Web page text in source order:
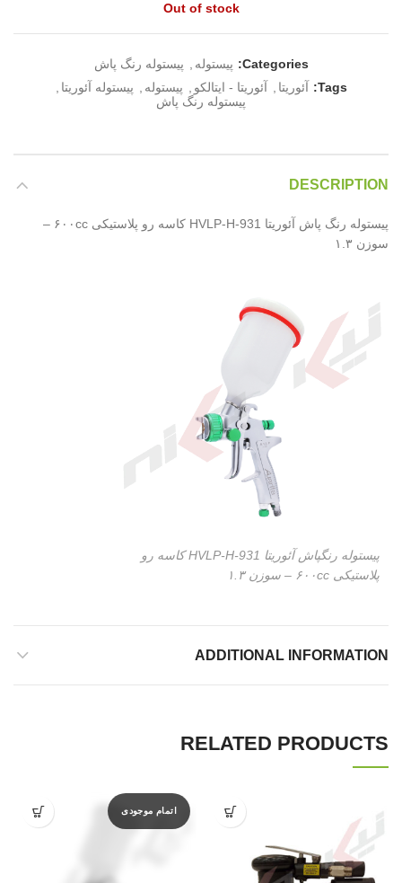
Out of stock
Categories: پیستوله , پیستوله رنگ پاش
Tags:
آئوریتا , آئوریتا - ایتالکو , پیستوله , پیستوله آئوریتا ,
پیستوله رنگ پاش
DESCRIPTION
پیستوله رنگ پاش آئوریتا HVLP-H-931 کاسه رو پلاستیکی ۶۰۰cc –
سوزن ۱.۳
پیستوله رنگپاش آئوریتا HVLP-H-931 کاسه رو
پلاستیکی ۶۰۰cc – سوزن ۱.۳
ADDITIONAL INFORMATION
RELATED PRODUCTS
اتمام موجودی